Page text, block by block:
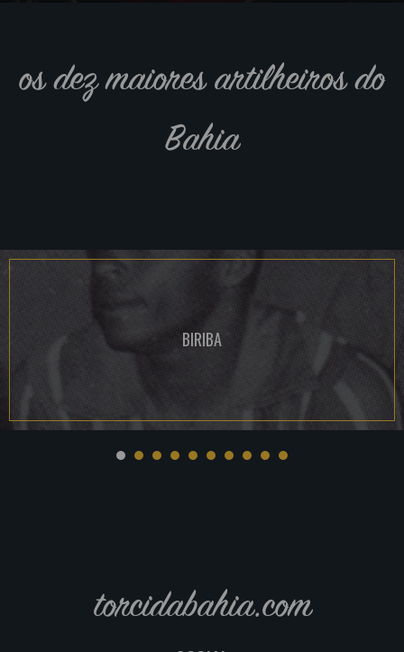
os dez maiores artilheiros do
Bahia
BIRIBA
torcidabahia.com